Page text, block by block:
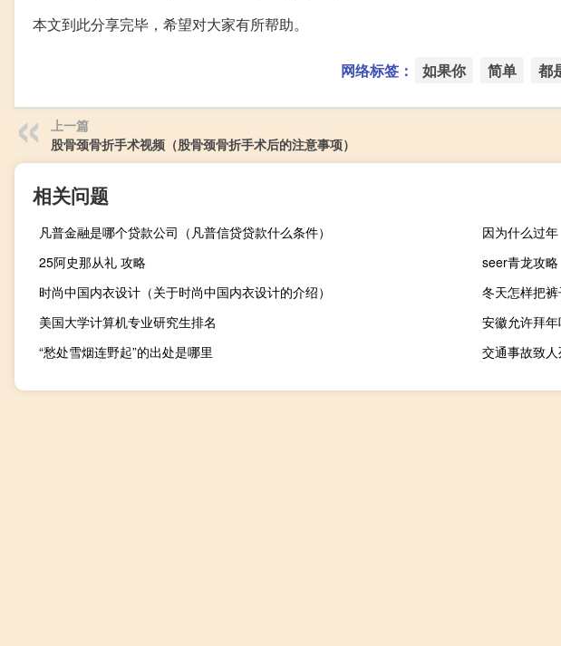
本文到此分享完毕，希望对大家有所帮助。
网络标签： 如果你 简单 都
上一篇
股骨颈骨折手术视频（股骨颈骨折手术后的注意事项）
相关问题
凡普金融是哪个贷款公司（凡普信贷贷款什么条件）
因为什么过年
25阿史那从礼 攻略
seer青龙攻略
时尚中国内衣设计（关于时尚中国内衣设计的介绍）
冬天怎样把
美国大学计算机专业研究生排名
安徽允许拜
“愁处雪烟连野起”的出处是哪里
交通事故致